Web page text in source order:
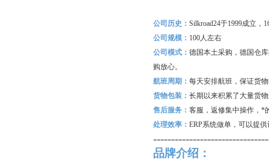
公司历史： Silkroad24于1999成立，
公司规模： 100人左右
公司模式： 德国本土采购，德国仓
购放心。
航班周期： 每天安排航班，保证货
货物包装： 长期以来积累了大量货
售后服务： 客服，返修集中操作，*
处理效率： ERP系统做单，可以提
品牌介绍：